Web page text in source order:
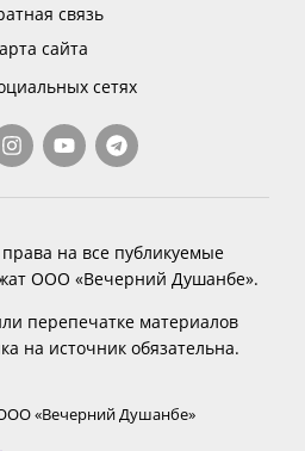
связь
сайта
сетях
на все публикуемые
ООО «Вечерний Душанбе».
перепечатке материалов
на источник обязательна.
«Вечерний Душанбе»